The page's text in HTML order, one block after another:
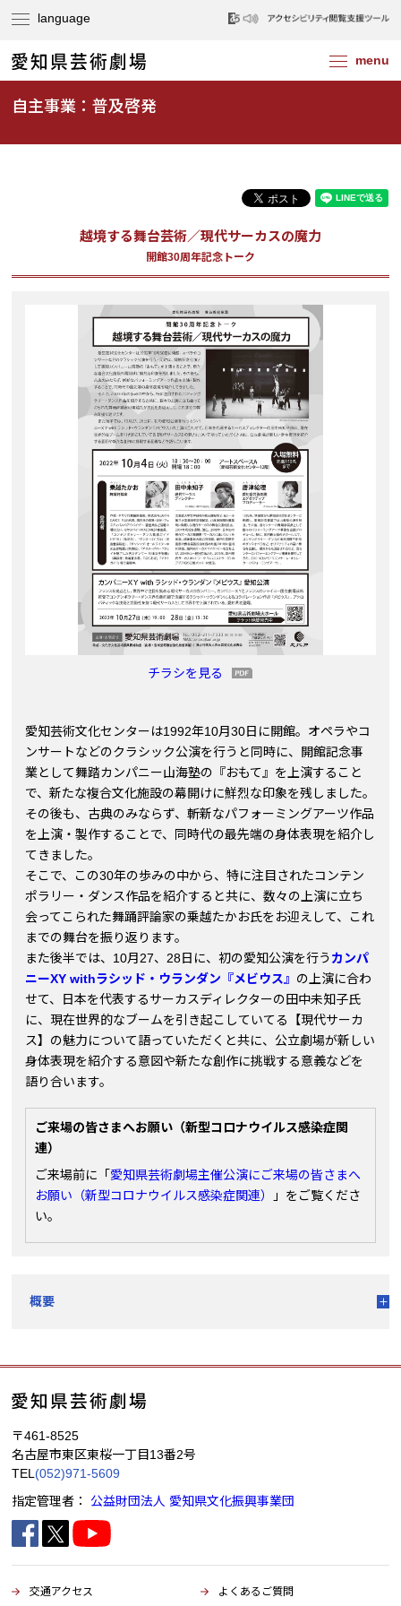
自主事業：普及啓発
越境する舞台芸術／現代サーカスの魔力
開館30周年記念トーク
チラシを見る
愛知芸術文化センターは1992年10月30日に開館。オペラやコ
ンサートなどのクラシック公演を行うと同時に、開館記念事
業として舞踏カンパニー山海塾の『おもて』を上演すること
で、新たな複合文化施設の幕開けに鮮烈な印象を残しました。
その後も、古典のみならず、斬新なパフォーミングアーツ作品
を上演・製作することで、同時代の最先端の身体表現を紹介し
てきました。
そこで、この30年の歩みの中から、特に注目されたコンテン
ポラリー・ダンス作品を紹介すると共に、数々の上演に立ち
会ってこられた舞踊評論家の乗越たかお氏をお迎えして、これ
までの舞台を振り返ります。
また後半では、10月27、28日に、初の愛知公演を行うカンパ
ニーXY withラシッド・ウランダン『メビウス』 の上演に合わ
せて、日本を代表するサーカスディレクターの田中未知子氏
に、現在世界的なブームを引き起こしていてる【現代サーカ
ス】の魅力について語っていただくと共に、公立劇場が新しい
身体表現を紹介する意図や新たな創作に挑戦する意義などを
語り合います。
ご来場の皆さまへお願い（新型コロナウイルス感染症関
連）
ご来場前に「 愛知県芸術劇場主催公演にご来場の皆さまへ
お願い（新型コロナウイルス感染症関連）
」をご覧くださ
い。
概要
〒461-8525
名古屋市東区東桜一丁目13番2号
TEL (052)971-5609
指定管理者： 公益財団法人 愛知県文化振興事業団
交通アクセス よくあるご質問